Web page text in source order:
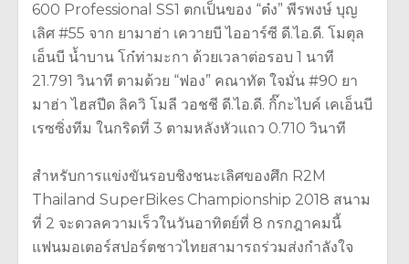
600 Professional SS1 ตกเป็นของ “ต๋ง” พีรพงษ์ บุญ
เลิศ #55 จาก ยามาฮ่า เควายบี ไออาร์ซี ดี.ไอ.ดี. โมตุล
เอ็นบี น้ำบาน โก๋ท่ามะกา ด้วยเวลาต่อรอบ 1 นาที
21.791 วินาที ตามด้วย “ฟอง” คณาทัต ใจมั่น #90 ยา
มาฮ่า ไฮสปีด ลิควิ โมลี วอชชี ดี.ไอ.ดี. กิ๊กะไบค์ เคเอ็นบี
เรซซิ่งทีม ในกริดที่ 3 ตามหลังหัวแถว 0.710 วินาที
สำหรับการแข่งขันรอบชิงชนะเลิศของศึก R2M
Thailand SuperBikes Championship 2018 สนาม
ที่ 2 จะดวลความเร็วในวันอาทิตย์ที่ 8 กรกฎาคมนี้
แฟนมอเตอร์สปอร์ตชาวไทยสามารถร่วมส่งกำลังใจ